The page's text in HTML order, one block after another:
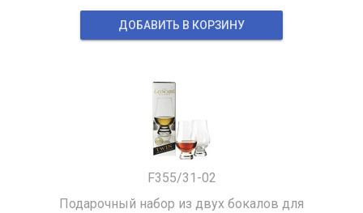
ДОБАВИТЬ В КОРЗИНУ
F355/31-02
Подарочный набор из двух бокалов для